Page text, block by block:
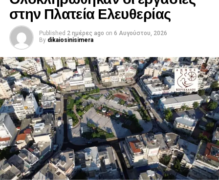
προβλέπονται από την προβλεπόμενη τεχνική διαδικασία
και βασίζονται στις υποδείξεις των υπεύθυνων
μηχανικών.
στην Πλατεία Ελευθερίας
Published 2 ημέρες ago on 6 Αυγούστου, 2026
By dikaiosinisimera